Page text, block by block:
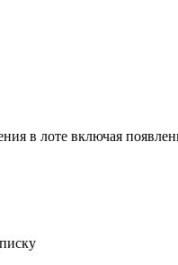
в лоте включая